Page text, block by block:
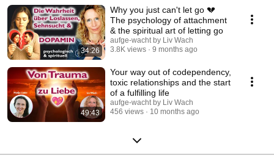
34:26
Why you just can't let go 💔
The psychology of attachment
& the spiritual art of letting go
aufge-wacht by Liv Wach
3.8K views
9 months ago
49:43
Your way out of codependency,
toxic relationships and the start
of a fulfilling life
aufge-wacht by Liv Wach
456 views
10 months ago